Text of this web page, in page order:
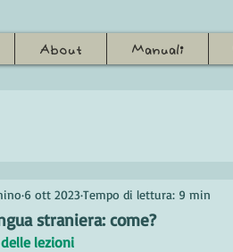
About Manuali
straniera: come?
6 ott 2023Tempo di lettura: 9 min
lezioni